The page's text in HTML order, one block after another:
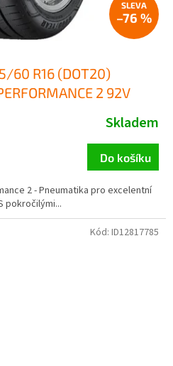
–76 %
60 R16 (DOT20)
2 92V
Skladem
Do košíku
2 - Pneumatika pro excelentní
pokročilými...
Kód: ID12817785